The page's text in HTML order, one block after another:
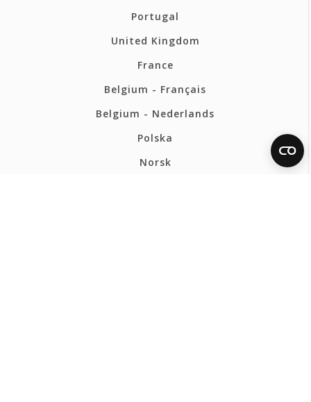
Portugal
United Kingdom
France
Belgium - Français
Belgium - Nederlands
Polska
Norsk